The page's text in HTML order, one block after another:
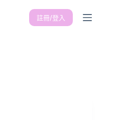
註冊/登入